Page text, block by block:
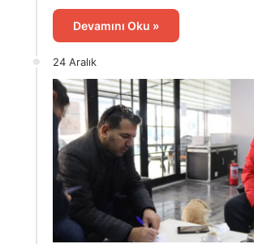
Devamını Oku »
24 Aralık